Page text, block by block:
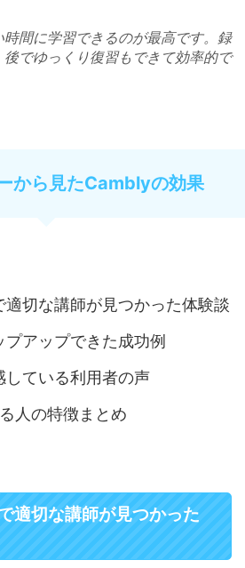
時間に学習できるのが最高です。録
でゆっくり復習もできて効率的で
から見たCamblyの効果
適切な講師が見つかった体験談
アップできた成功例
している利用者の声
人の特徴まとめ
適切な講師が見つかった